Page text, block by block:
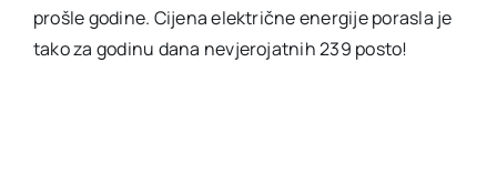
prošle godine. Cijena električne energije porasla je
tako za godinu dana nevjerojatnih 239 posto!